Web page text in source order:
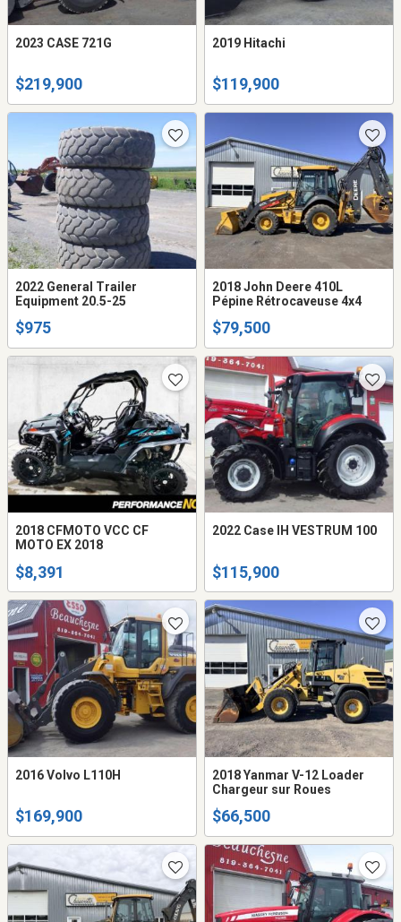
2023 CASE 721G
$219,900
2019 Hitachi
$119,900
2022 General Trailer
Equipment 20.5-25
$975
2018 John Deere 410L
Pépine Rétrocaveuse 4x4
$79,500
2018 CFMOTO VCC CF
MOTO EX 2018
$8,391
2022 Case IH VESTRUM 100
$115,900
2016 Volvo L110H
$169,900
2018 Yanmar V-12 Loader
Chargeur sur Roues
$66,500